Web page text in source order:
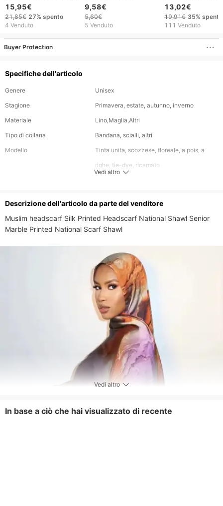
tessuto elastico,
cappello da donna
adulto, cappello
velo musulmano
15,95€
21,85€ 27% spento
4 Venduto
primavera ed estate,
versatili, borsa,
turbante, cappello
9,58€
5,60€
5 Venduto
bordo in pizzo,
95 cm, sottile,
etnico malese,
13,02€
19,91€ 35% spento
111 Venduto
Buyer Protection
Specifiche dell'articolo
Genere
Unisex
Stagione
Primavera, estate, autunno, inverno
Materiale
Lino,Maglia,Altri
Tipo di collana
Bandana, scialli, altri
Modello
Tinta unita, scozzese, floreale, a pois, a
righe, tie-dye, ricamato
No
Lunghezza
180
Vedi altro
Descrizione dell'articolo da parte del venditore
Muslim headscarf Silk Printed Headscarf National Shawl Senior
Vedi altro
In base a ciò che hai visualizzato di recente